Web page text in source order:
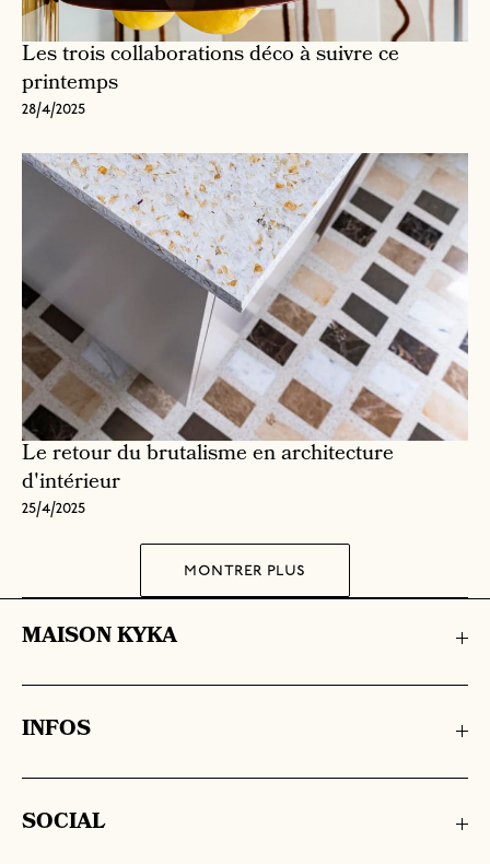
Les trois collaborations déco à suivre ce
printemps
28/4/2025
Le retour du brutalisme en architecture
d'intérieur
25/4/2025
montrer plus
MAISON KYKA
INFOS
SOCIAL